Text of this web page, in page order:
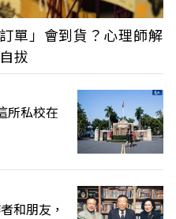
單」會到貨？心理師解
拔
所私校在
和朋友，